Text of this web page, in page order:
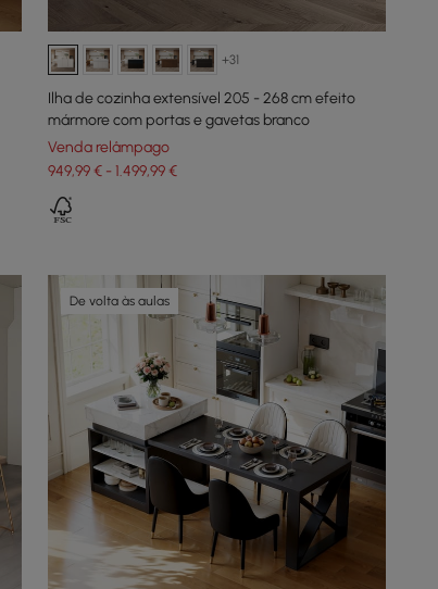
+31
Ilha de cozinha extensível 205 - 268 cm efeito
mármore com portas e gavetas branco
Venda relâmpago
949,99 € - 1.499,99 €
De volta às aulas